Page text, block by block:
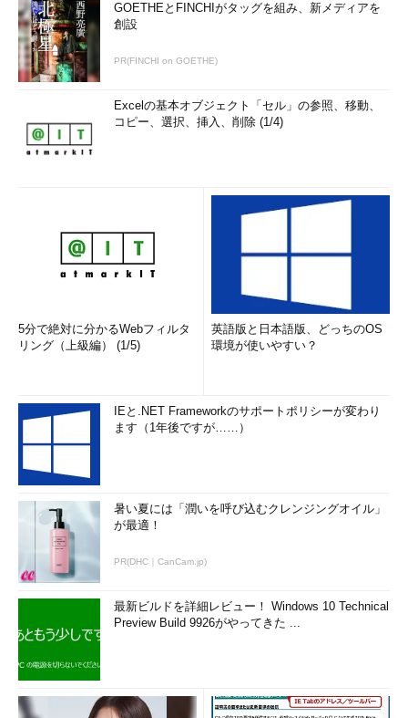
GOETHEとFINCHIがタッグを組み、新メディアを
創設
PR(FINCHI on GOETHE)
Excelの基本オブジェクト「セル」の参照、移動、
コピー、選択、挿入、削除 (1/4)
5分で絶対に分かるWebフィルタ
リング（上級編） (1/5)
英語版と日本語版、どっちのOS
環境が使いやすい？
IEと.NET Frameworkのサポートポリシーが変わり
ます（1年後ですが……）
暑い夏には「潤いを呼び込むクレンジングオイル」
が最適！
PR(DHC｜CanCam.jp)
最新ビルドを詳細レビュー！ Windows 10 Technical
Preview Build 9926がやってきた ...